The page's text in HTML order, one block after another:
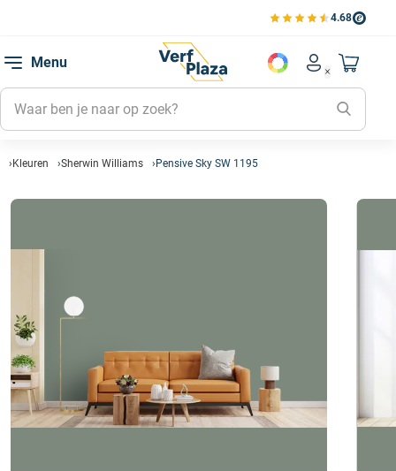
4.68
Bekijk de verfplaza
Menu
Account
Mijn
Mijn
Mijn
Naar
Kleuren Sherwin Williams Pensive Sky SW 1195